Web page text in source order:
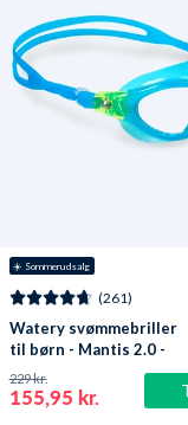
☀️ Sommerudsalg
(261)
Watery svømmebriller
til børn - Mantis 2.0 -
Atlantic Blå/klar
155,95 kr.
229 kr.